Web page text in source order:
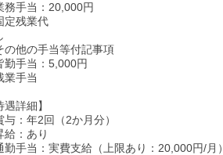
務手当：20,000円
定残業代
の他の手当等付記事項
勤手当：5,000円
業手当
遇詳細】
与：年2回（2か月分）
給：あり
勤手当：実費支給（上限あり：20,000円/月）